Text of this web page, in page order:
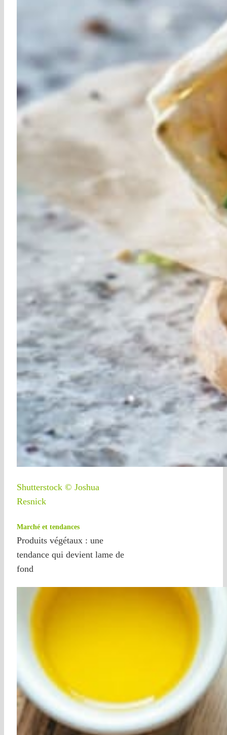
Shutterstock © Joshua
Resnick
Marché et tendances
Produits végétaux : une
tendance qui devient lame de
fond